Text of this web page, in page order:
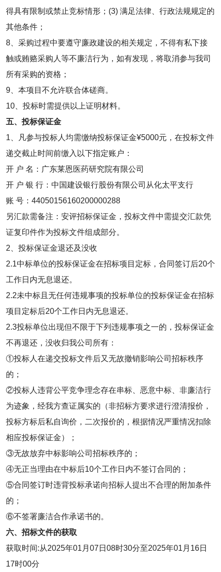
得具有限制或禁止竞标情形；(3) 满足法律、行政法规规定的
其他条件；
8、采购过程中要遵守廉政建设的相关规定，不得有私下接
触或贿赂采购人等不廉洁行为，如有发现，将取消参与我司
所有采购的资格；
9、本项目不允许联合体磋商。
10、投标时需提供以上证明材料。
五、投标保证金
1、凡参与投标人均需缴纳投标保证金¥5000元，在投标文件
递交截止时间前缴入以下指定账户：
开 户 名：广东莱恩医药研究院有限公司
开 户 银 行：中国建设银行股份有限公司从化太平支行
账 号：44050156160200000288
另汇款需备注：安评招标保证金，投标文件中需提交汇款凭
证复印件作为投标文件组成部分。
2、投标保证金退还及没收
2.1中标单位的投标保证金在招标项目定标，合同签订后20个
工作日内无息退还。
2.2未中标且无任何违规事项的投标单位的投标保证金在招标
项目定标后20个工作日内无息退还。
2.3投标单位出现但不限于下列违规事项之一的，投标保证金
不再退还，没收归我公司所有：
①投标人在递交投标文件后又无故撤销影响公司招标秩序
的；
②投标人违背公平竞争理念存在串标、恶意中标、非廉洁行
为迹象，经我方查证属实的（非招标方要求进行澄清报价，
投标方标后私自询价，二次报价的，根据情况严重情况扣除
相应投标保证金）；
③无故放弃中标影响公司招标秩序的；
④无正当理由在中标后10个工作日内不签订合同的；
⑤合同签订时违背投标承诺向招标人提出不合理的附加条件
的；
⑥不签署廉洁合作承诺书的。
六、招标文件的获取
获取时间:从2025年01月07日08时30分至2025年01月16日
17时00分